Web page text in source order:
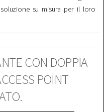
su misura per il loro
CON DOPPIA
POINT